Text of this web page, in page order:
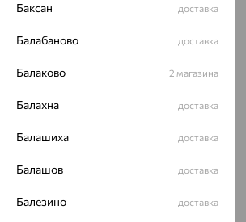
Баксан доставка
Балабаново доставка
Балаково 2 магазина
Балахна доставка
Балашиха доставка
Балашов доставка
Балезино доставка